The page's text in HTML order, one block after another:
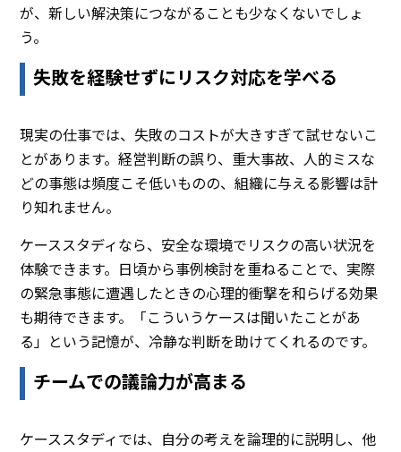
が、新しい解決策につながることも少なくないでしょ
う。
失敗を経験せずにリスク対応を学べる
現実の仕事では、失敗のコストが大きすぎて試せないこ
とがあります。経営判断の誤り、重大事故、人的ミスな
どの事態は頻度こそ低いものの、組織に与える影響は計
り知れません。
ケーススタディなら、安全な環境でリスクの高い状況を
体験できます。日頃から事例検討を重ねることで、実際
の緊急事態に遭遇したときの心理的衝撃を和らげる効果
も期待できます。「こういうケースは聞いたことがあ
る」という記憶が、冷静な判断を助けてくれるのです。
チームでの議論力が高まる
ケーススタディでは、自分の考えを論理的に説明し、他